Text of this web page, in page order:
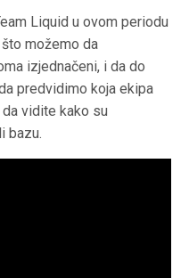
Liquid u ovom periodu
možemo da
izjednačeni, i da do
predvidimo koja ekipa
vidite kako su
bazu.